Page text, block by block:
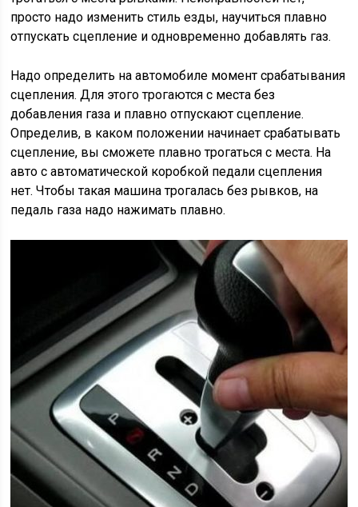
просто надо изменить стиль езды, научиться плавно
отпускать сцепление и одновременно добавлять газ.
Надо определить на автомобиле момент срабатывания
сцепления. Для этого трогаются с места без
добавления газа и плавно отпускают сцепление.
Определив, в каком положении начинает срабатывать
сцепление, вы сможете плавно трогаться с места. На
авто с автоматической коробкой педали сцепления
нет. Чтобы такая машина трогалась без рывков, на
педаль газа надо нажимать плавно.